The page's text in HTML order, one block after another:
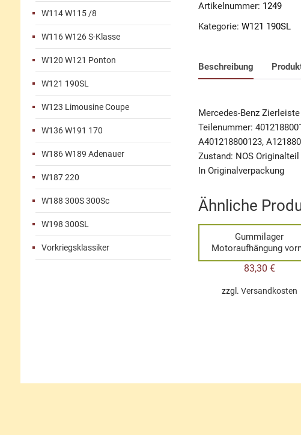
W114 W115 /8
W116 W126 S-Klasse
W120 W121 Ponton
W121 190SL
W123 Limousine Coupe
W136 W191 170
W186 W189 Adenauer
W187 220
W188 300S 300Sc
W198 300SL
Vorkriegsklassiker
Artikelnummer: 1249
Kategorie: W121 190SL
Beschreibung
Mercedes-Benz
Teilenummer:
A401218800123,
Zustand: NOS Originalteil
In Originalverpackung
Ähnliche
Gummilager
Motoraufhängung
83,30 €
zzgl. Versandkosten